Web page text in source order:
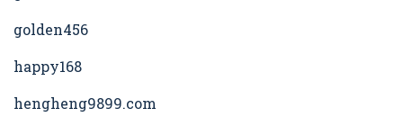
golden456
happy168
hengheng9899.com